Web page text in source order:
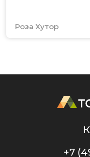
Роза Хутор
+7